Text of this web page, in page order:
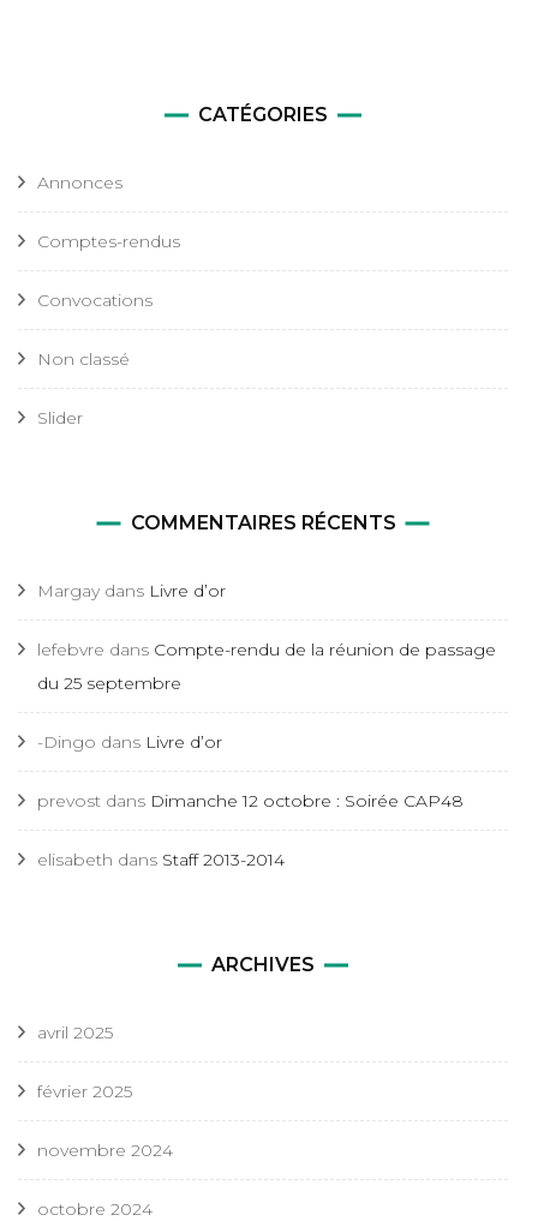
CATÉGORIES
Annonces
Comptes-rendus
Convocations
Non classé
Slider
COMMENTAIRES RÉCENTS
Margay dans Livre d’or
lefebvre dans Compte-rendu de la réunion de passage
du 25 septembre
-Dingo dans Livre d’or
prevost dans Dimanche 12 octobre : Soirée CAP48
elisabeth dans Staff 2013-2014
ARCHIVES
avril 2025
février 2025
novembre 2024
octobre 2024